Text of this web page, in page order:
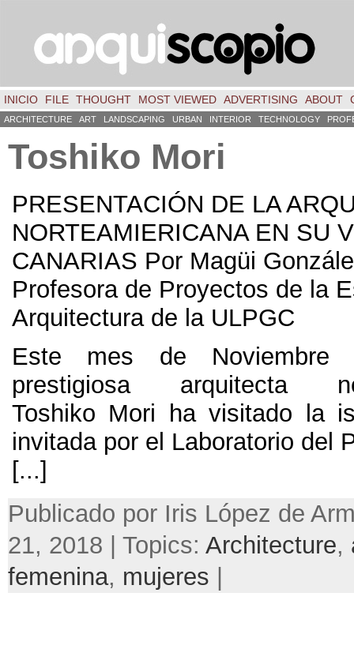
INICIO FILE THOUGHT MOST VIEWED ADVERTISING ABOUT
ARCHITECTURE ART LANDSCAPING URBAN INTERIOR TECHNOLOGY
Toshiko Mori
PRESENTACIÓN DE LA
NORTEAMIERICANA EN SU
CANARIAS Por Magüi
Profesora de Proyectos de la
Arquitectura de la ULPGC
Este mes de
prestigiosa arquitecta
Toshiko Mori ha visitado la
invitada por el Laboratorio del
[...]
Publicado por Iris López de
21, 2018 | Topics: Architecture,
femenina, mujeres